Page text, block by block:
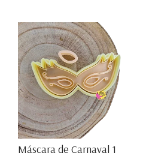
Máscara de Carnaval 1